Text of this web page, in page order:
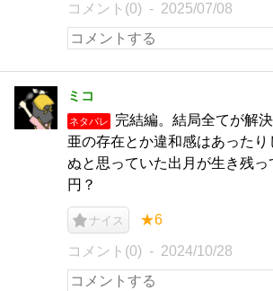
コメント(0) 2025/07/08
ミコ
ネタバレ
完結編。結局全てが解
亜の存在とか違和感はあった
ぬと思っていた出月が生き残っ
円？
ナイス ★6
コメント(0) 2024/10/28